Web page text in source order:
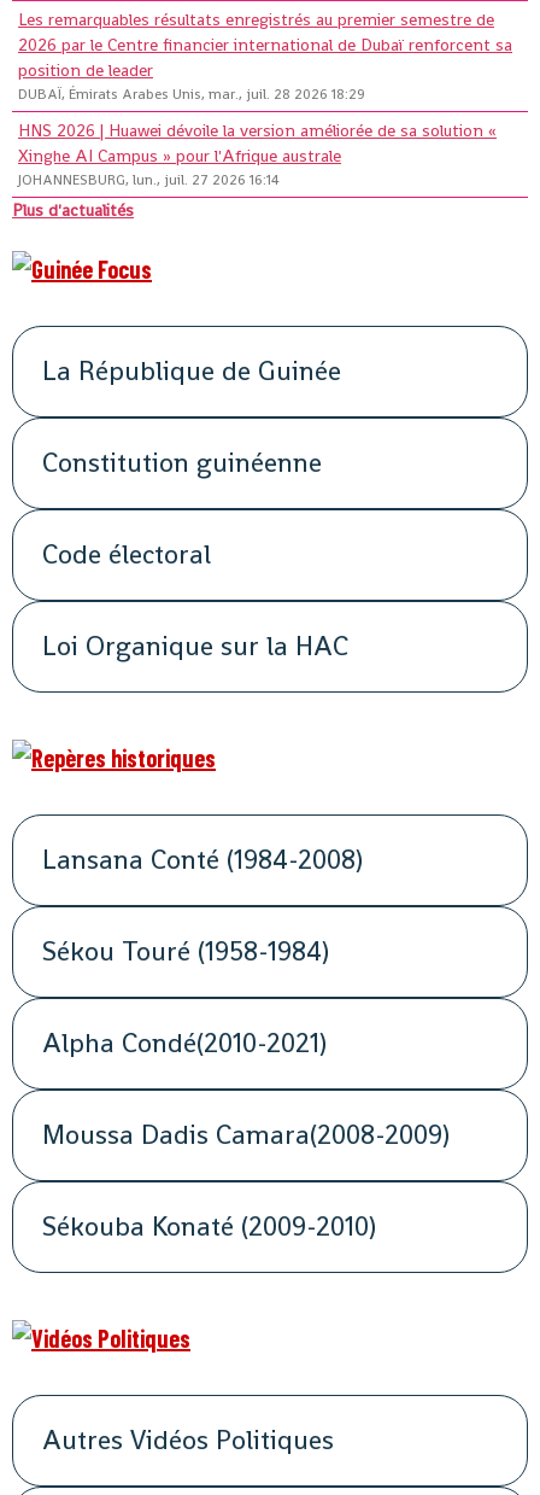
Les remarquables résultats enregistrés au premier semestre de
2026 par le Centre financier international de Dubaï renforcent sa
position de leader
DUBAÏ, Émirats Arabes Unis, mar., juil. 28 2026 18:29
HNS 2026 | Huawei dévoile la version améliorée de sa solution «
Xinghe AI Campus » pour l'Afrique australe
JOHANNESBURG, lun., juil. 27 2026 16:14
Plus d'actualités
La République de Guinée
Constitution guinéenne
Code électoral
Loi Organique sur la HAC
Lansana Conté (1984-2008)
Sékou Touré (1958-1984)
Alpha Condé(2010-2021)
Moussa Dadis Camara(2008-2009)
Sékouba Konaté (2009-2010)
Autres Vidéos Politiques